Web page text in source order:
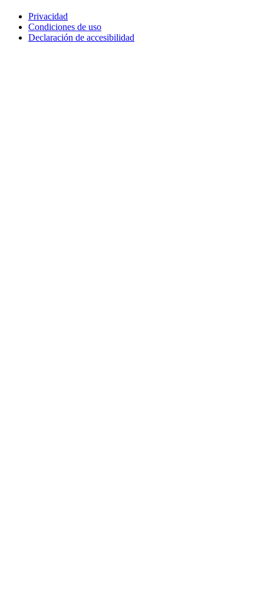
Privacidad
Condiciones de uso
Declaración de accesibilidad